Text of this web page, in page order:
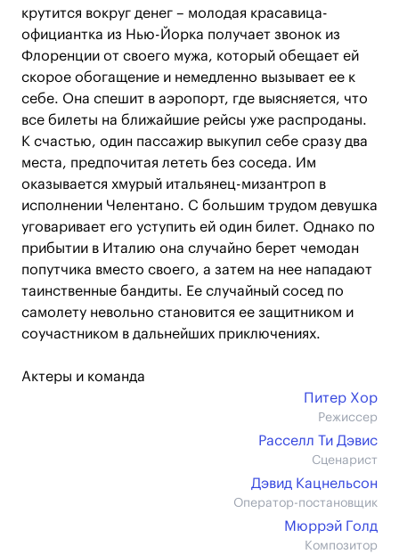
крутится вокруг денег – молодая красавица-
официантка из Нью-Йорка получает звонок из
Флоренции от своего мужа, который обещает ей
скорое обогащение и немедленно вызывает ее к
себе. Она спешит в аэропорт, где выясняется, что
все билеты на ближайшие рейсы уже распроданы.
К счастью, один пассажир выкупил себе сразу два
места, предпочитая лететь без соседа. Им
оказывается хмурый итальянец-мизантроп в
исполнении Челентано. С большим трудом девушка
уговаривает его уступить ей один билет. Однако по
прибытии в Италию она случайно берет чемодан
попутчика вместо своего, а затем на нее нападают
таинственные бандиты. Ее случайный сосед по
самолету невольно становится ее защитником и
соучастником в дальнейших приключениях.
Актеры и команда
Питер Хор
Режиссер
Расселл Ти Дэвис
Сценарист
Дэвид Кацнельсон
Оператор-постановщик
Мюррэй Голд
Композитор